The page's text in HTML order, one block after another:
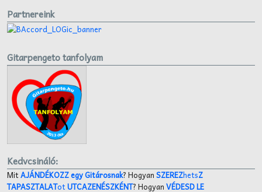
Partnereink
Gitarpengeto tanfolyam
Kedvcsináló:
MitAJÁNDÉKOZZ egy Gitárosnak? HogyanSZEREZhetsZ
TAPASZTALATotUTCAZENÉSZKÉNT? HogyanVÉDESD LE